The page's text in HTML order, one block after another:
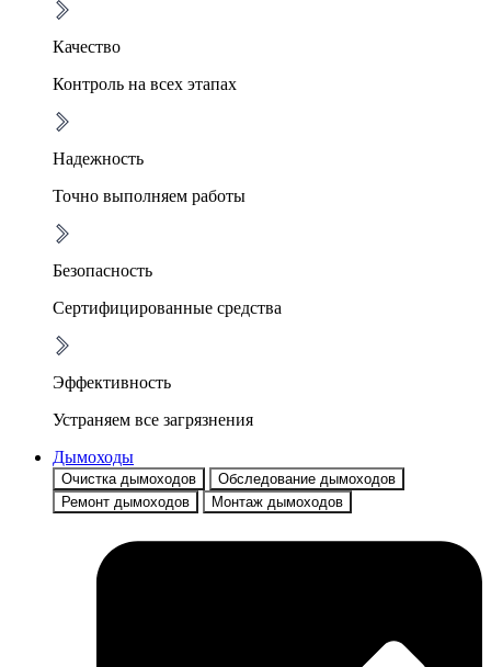
Качество
Контроль на всех этапах
Надежность
Точно выполняем работы
Безопасность
Сертифицированные средства
Эффективность
Устраняем все загрязнения
Дымоходы
Очистка дымоходов
Обследование дымоходов
Ремонт дымоходов
Монтаж дымоходов